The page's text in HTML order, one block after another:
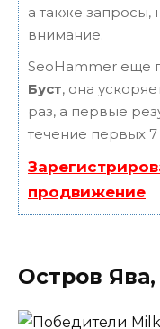
а также запросы,
внимание.
SeoHammer еще
Буст, она
раз, а первые
течение первых
продвижение
Остров